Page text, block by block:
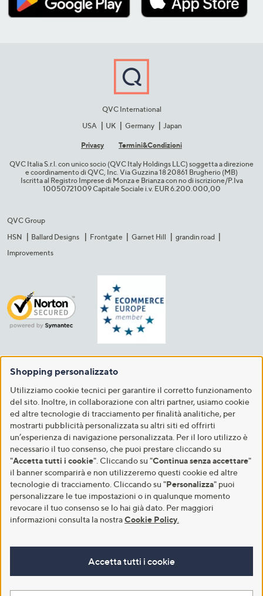
QVC International
USA
UK Germany Japan
Privacy Termini&C​ondizioni
QVC Italia S.r.l. con unico socio (QVC Italy Holdings LLC) soggetta a direzione
e coordinamento di QVC, Inc. Via Guzzina 18 20861 Brugherio (MB)​
Iscritta al Registro Imprese di Monza e Brianza con no di iscrizione/P.Iva
10050721009 Capitale Sociale i.v. EUR 6.200.000,00​
QVC Group
HSN
Ballard Designs Frontgate Garnet Hill
grandin road
Improvements
Shopping personalizzato
Utilizziamo cookie tecnici per garantire il corretto funzionamento
del sito. Inoltre, in collaborazione con altri partner, usiamo cookie
ed altre tecnologie di tracciamento per finalità analitiche, per
mostrarti pubblicità personalizzata su altri siti ed offrirti
un’esperienza di navigazione personalizzata. Per il loro utilizzo è
necessario il tuo consenso, che puoi prestare cliccando su
"Accetta tutti i cookie". Cliccando su "Continua senza accettare"
il banner scomparirà e non utilizzeremo questi cookie ed altre
tecnologie di tracciamento. Cliccando su "Personalizza" puoi
personalizzare le tue impostazioni o in qualunque momento
revocare il tuo consenso se lo hai già dato. Per maggiori
informazioni consulta la nostraCookie Policy
Accetta tutti i cookie